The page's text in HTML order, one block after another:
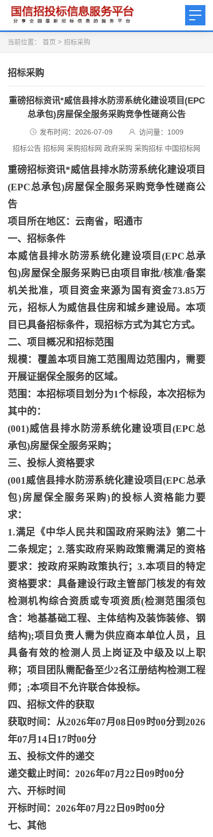
当前位置： 首页 > 招标采购
招标采购
重磅招标资讯*威信县排水防涝系统化建设项目(EPC
总承包)房屋保全服务采购竞争性磋商公告
发布时间：2026-07-09 访问量： 1009
招标公告 招标网 采购招标网 政府采购 采购招标 中国招标网
重磅招标资讯*威信县排水防涝系统化建设项目
(EPC总承包)房屋保全服务采购竞争性磋商公
告
项目所在地区：云南省，昭通市
一、招标条件
本威信县排水防涝系统化建设项目(EPC总承
包)房屋保全服务采购已由项目审批/核准/备案
机关批准，项目资金来源为国有资金73.85万
元，招标人为威信县住房和城乡建设局。本项
目已具备招标条件，现招标方式为其它方式。
二、项目概况和招标范围
规模：覆盖本项目施工范围周边范围内，需要
开展证据保全服务的区域。
范围：本招标项目划分为1个标段，本次招标为
其中的：
(001)威信县排水防涝系统化建设项目(EPC总
承包)房屋保全服务采购；
三、投标人资格要求
(001威信县排水防涝系统化建设项目(EPC总承
包)房屋保全服务采购)的投标人资格能力要
求：
1.满足《中华人民共和国政府采购法》第二十
二条规定；2.落实政府采购政策需满足的资格
要求：按政府采购政策执行；3.本项目的特定
资格要求：具备建设行政主管部门核发的有效
检测机构综合资质或专项资质(检测范围须包
含：地基基础工程、主体结构及装饰装修、钢
结构);项目负责人需为供应商本单位人员，且
具备有效的检测人员上岗证及中级及以上职
称；项目团队需配备至少2名江册结构检测工程
师；;本项目不允许联合体投标。
四、招标文件的获取
获取时间：从2026年07月08日09时00分到2026
年07月14日17时00分
五、投标文件的递交
递交截止时间： 2026年07月22日09时00分
六、开标时间
开标时间： 2026年07月22日09时00分
七、其他